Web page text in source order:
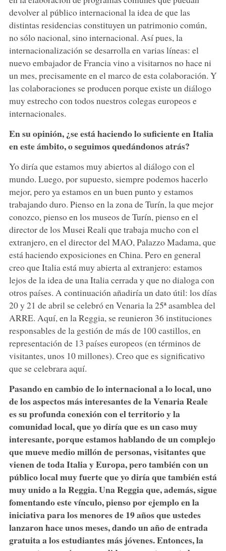
devolver al público internacional la idea de que las
distintas residencias constituyen un patrimonio común,
no sólo nacional, sino internacional. Así pues, la
internacionalización se desarrolla en varias líneas: el
nuevo embajador de Francia vino a visitarnos no hace ni
un mes, precisamente en el marco de esta colaboración. Y
las colaboraciones se producen porque existe un diálogo
muy estrecho con todos nuestros colegas europeos e
internacionales.
En su opinión, ¿se está haciendo lo suficiente en Italia
en este ámbito, o seguimos quedándonos atrás?
Yo diría que estamos muy abiertos al diálogo con el
mundo. Luego, por supuesto, siempre podemos hacerlo
mejor, pero ya estamos en un buen punto y estamos
trabajando duro. Pienso en la zona de Turín, la que mejor
conozco, pienso en los museos de Turín, pienso en el
director de los Musei Reali que trabaja mucho con el
extranjero, en el director del MAO, Palazzo Madama, que
está haciendo exposiciones en China. Pero en general
creo que Italia está muy abierta al extranjero: estamos
lejos de la idea de una Italia cerrada y que no dialoga con
otros países. A continuación añadiría un dato útil: los días
20 y 21 de abril se celebró en Venaria la 25ª asamblea del
ARRE. Aquí, en la Reggia, se reunieron 36 instituciones
responsables de la gestión de más de 100 castillos, en
representación de 13 países europeos (en términos de
visitantes, unos 10 millones). Creo que es significativo
que se celebrara aquí.
Pasando en cambio de lo internacional a lo local, uno
de los aspectos más interesantes de la Venaria Reale
es su profunda conexión con el territorio y la
comunidad local, que yo diría que es un caso muy
interesante, porque estamos hablando de un complejo
que mueve medio millón de personas, visitantes que
vienen de toda Italia y Europa, pero también con un
público local muy fuerte que yo diría que también está
muy unido a la Reggia. Una Reggia que, además, sigue
fomentando este vínculo, pienso por ejemplo en la
iniciativa para los menores de 19 años que ustedes
lanzaron hace unos meses, dando un año de entrada
gratuita a los estudiantes más jóvenes. Entonces, la